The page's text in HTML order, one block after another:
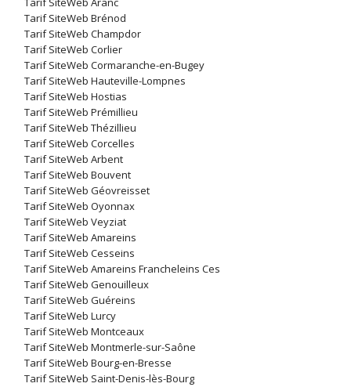
Tarif SiteWeb Brénod
Tarif SiteWeb Champdor
Tarif SiteWeb Corlier
Tarif SiteWeb Cormaranche-en-Bugey
Tarif SiteWeb Hauteville-Lompnes
Tarif SiteWeb Hostias
Tarif SiteWeb Prémillieu
Tarif SiteWeb Thézillieu
Tarif SiteWeb Corcelles
Tarif SiteWeb Arbent
Tarif SiteWeb Bouvent
Tarif SiteWeb Géovreisset
Tarif SiteWeb Oyonnax
Tarif SiteWeb Veyziat
Tarif SiteWeb Amareins
Tarif SiteWeb Cesseins
Tarif SiteWeb Amareins Francheleins Ces
Tarif SiteWeb Genouilleux
Tarif SiteWeb Guéreins
Tarif SiteWeb Lurcy
Tarif SiteWeb Montceaux
Tarif SiteWeb Montmerle-sur-Saône
Tarif SiteWeb Bourg-en-Bresse
Tarif SiteWeb Saint-Denis-lès-Bourg